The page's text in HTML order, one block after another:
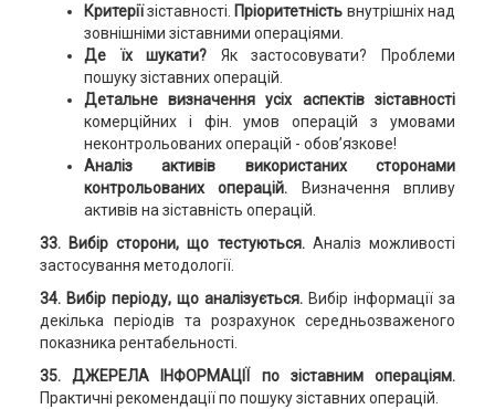
Критеріїзіставності. Пріоритетність внутрішніх над
зовнішніми зіставними операціями.
Де їх шукати? Як застосовувати? Проблеми
пошуку зіставних операцій.
Детальне визначення усіх аспектів зіставності
комерційних і фін. умов операцій з умовами
неконтрольованих операцій - обов’язкове!
Аналіз активів використаних сторонами
контрольованих операцій. Визначення впливу
активів на зіставність операцій.
33. Вибір сторони, що тестуються. Аналіз можливості
застосування методології.
34. Вибір періоду, що аналізується. Вибір інформації за
декілька періодів та розрахунок середньозваженого
показника рентабельності.
35. ДЖЕРЕЛА ІНФОРМАЦІЇ по зіставним операціям.
Практичні рекомендації по пошуку зіставних операцій.